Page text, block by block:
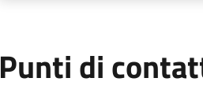
Punti di